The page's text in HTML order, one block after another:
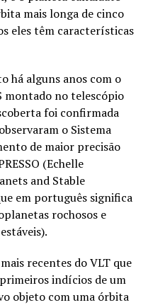
mais longa de cinco
eles têm características
há alguns anos com o
montado no telescópio
foi confirmada
o Sistema
de maior precisão
(Echelle
and Stable
em português significa
rochosos e
recentes do VLT que
indícios de um
objeto com uma órbita